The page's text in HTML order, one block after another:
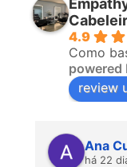
4.9
Como
powered
review
Ana
há 22